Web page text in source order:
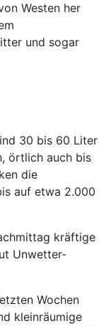
Westen her
und sogar
30 bis 60 Liter
örtlich auch bis
die
auf etwa 2.000
kräftige
Unwetter-
Wochen
kleinräumige